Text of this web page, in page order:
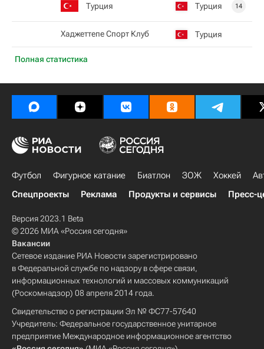
Полная статистика
Турция Турция 14
Хаджеттепе Спорт Клуб Турция
Футбол Фигурное катание Биатлон ЗОЖ Хоккей
Спецпроекты
Реклама Продукты и сервисы Пресс-
Версия 2023.1 Beta
© 2026 МИА «Россия сегодня»
Вакансии
Сетевое издание РИА Новости зарегистрировано
в Федеральной службе по надзору в сфере связи,
информационных технологий и массовых коммуникаций
(Роскомнадзор) 08 апреля 2014 года.
Свидетельство о регистрации Эл № ФС77-57640
Учредитель: Федеральное государственное унитарное
предприятие Международное информационное агентство